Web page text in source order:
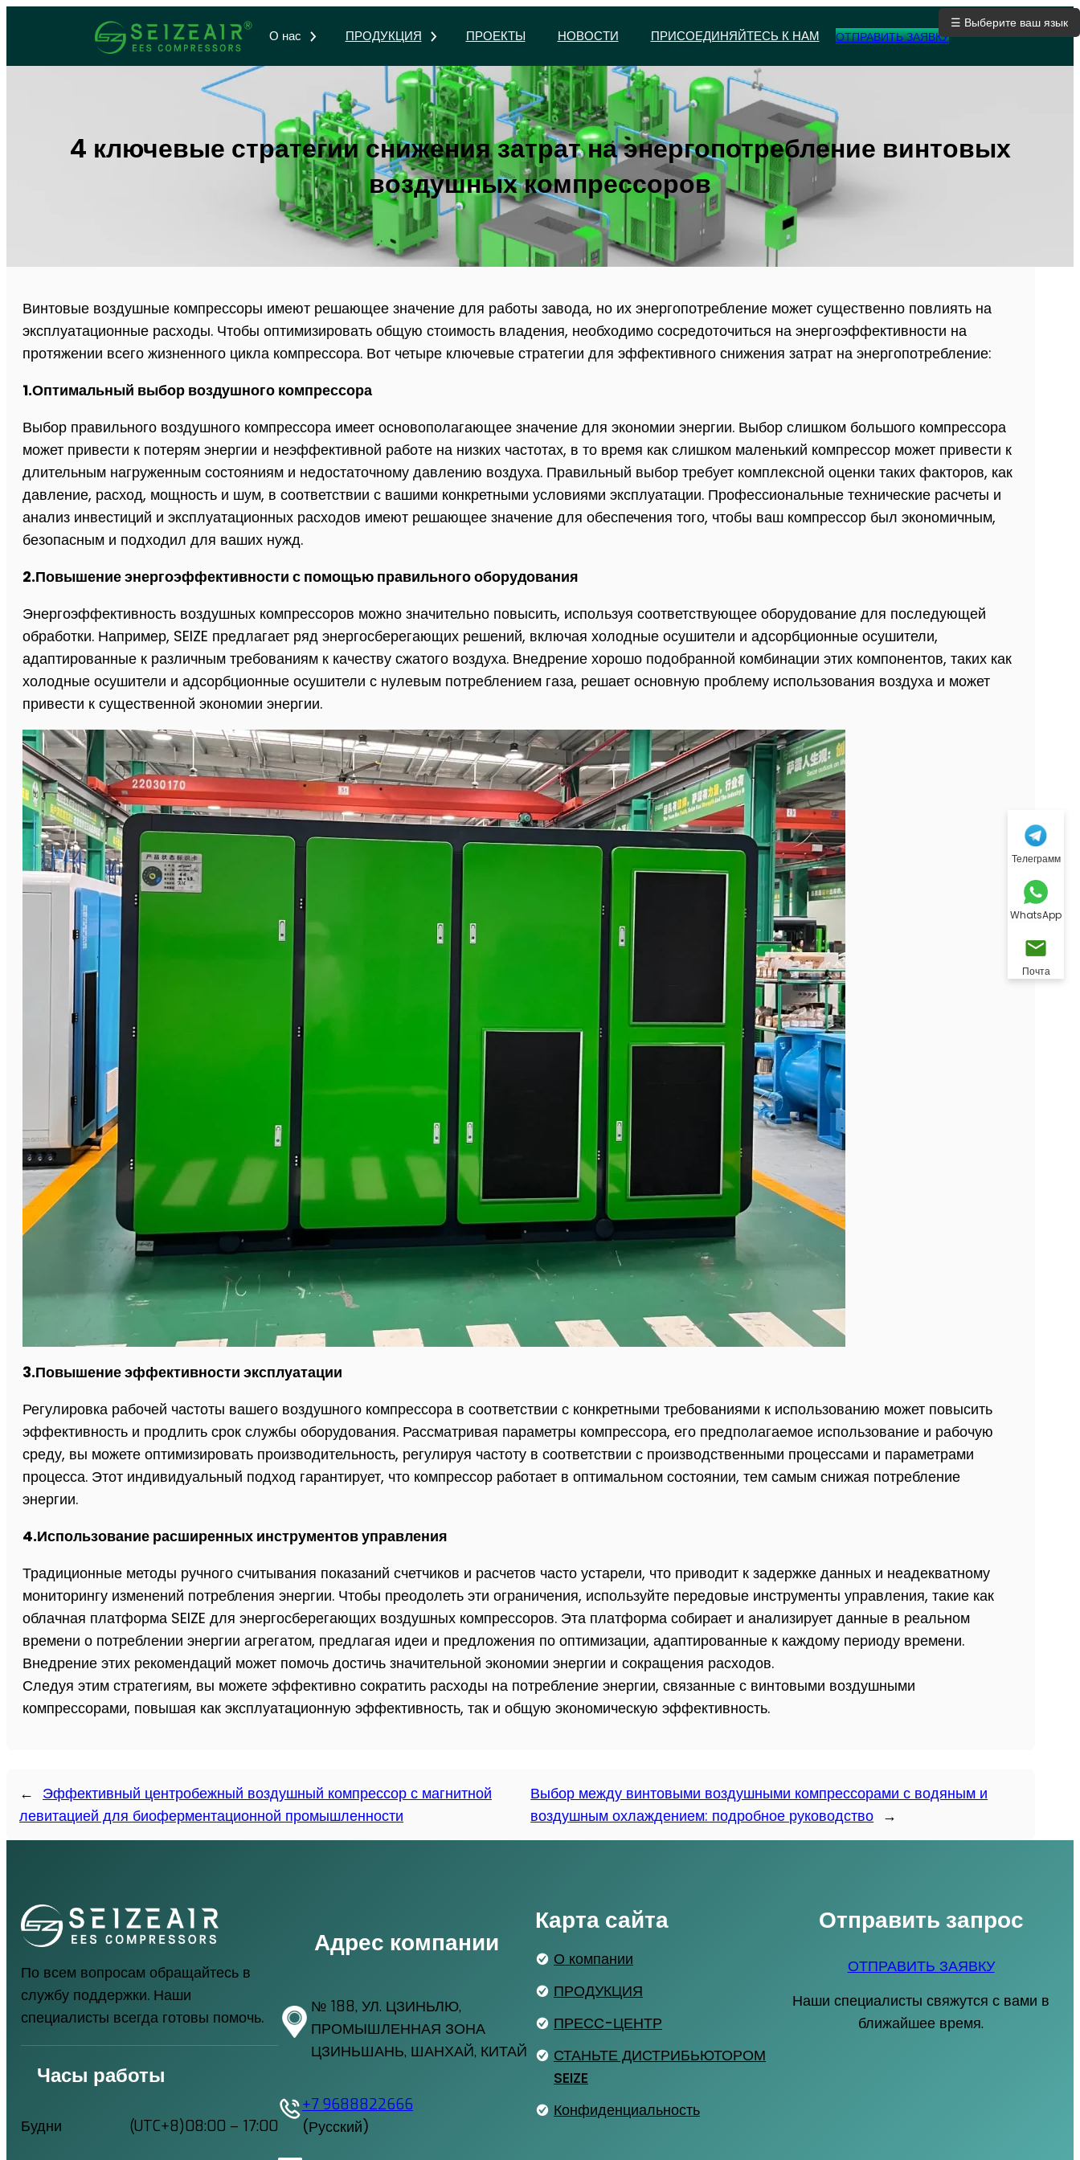
Телеграмм
WhatsApp
Почта
О нас ПРОДУКЦИЯ ПРОЕКТЫ НОВОСТИ ПРИСОЕДИНЯЙТЕСЬ К НАМ ОТПРАВИТЬ ЗАЯВКУ
☰ Выберите ваш язык
4 ключевые стратегии снижения затрат на энергопотребление винтовых
воздушных компрессоров
Винтовые воздушные компрессоры имеют решающее значение для работы завода, но их энергопотребление может существенно повлиять на
эксплуатационные расходы. Чтобы оптимизировать общую стоимость владения, необходимо сосредоточиться на энергоэффективности на
протяжении всего жизненного цикла компрессора. Вот четыре ключевые стратегии для эффективного снижения затрат на энергопотребление:
1.Оптимальный выбор воздушного компрессора
Выбор правильного воздушного компрессора имеет основополагающее значение для экономии энергии. Выбор слишком большого компрессора
может привести к потерям энергии и неэффективной работе на низких частотах, в то время как слишком маленький компрессор может привести к
длительным нагруженным состояниям и недостаточному давлению воздуха. Правильный выбор требует комплексной оценки таких факторов, как
давление, расход, мощность и шум, в соответствии с вашими конкретными условиями эксплуатации. Профессиональные технические расчеты и
анализ инвестиций и эксплуатационных расходов имеют решающее значение для обеспечения того, чтобы ваш компрессор был экономичным,
безопасным и подходил для ваших нужд.
2.Повышение энергоэффективности с помощью правильного оборудования
Энергоэффективность воздушных компрессоров можно значительно повысить, используя соответствующее оборудование для последующей
обработки. Например, SEIZE предлагает ряд энергосберегающих решений, включая холодные осушители и адсорбционные осушители,
адаптированные к различным требованиям к качеству сжатого воздуха. Внедрение хорошо подобранной комбинации этих компонентов, таких как
холодные осушители и адсорбционные осушители с нулевым потреблением газа, решает основную проблему использования воздуха и может
привести к существенной экономии энергии.
3.Повышение эффективности эксплуатации
Регулировка рабочей частоты вашего воздушного компрессора в соответствии с конкретными требованиями к использованию может повысить
эффективность и продлить срок службы оборудования. Рассматривая параметры компрессора, его предполагаемое использование и рабочую
среду, вы можете оптимизировать производительность, регулируя частоту в соответствии с производственными процессами и параметрами
процесса. Этот индивидуальный подход гарантирует, что компрессор работает в оптимальном состоянии, тем самым снижая потребление
энергии.
4.Использование расширенных инструментов управления
Традиционные методы ручного считывания показаний счетчиков и расчетов часто устарели, что приводит к задержке данных и неадекватному
мониторингу изменений потребления энергии. Чтобы преодолеть эти ограничения, используйте передовые инструменты управления, такие как
облачная платформа SEIZE для энергосберегающих воздушных компрессоров. Эта платформа собирает и анализирует данные в реальном
времени о потреблении энергии агрегатом, предлагая идеи и предложения по оптимизации, адаптированные к каждому периоду времени.
Внедрение этих рекомендаций может помочь достичь значительной экономии энергии и сокращения расходов.
Следуя этим стратегиям, вы можете эффективно сократить расходы на потребление энергии, связанные с винтовыми воздушными
компрессорами, повышая как эксплуатационную эффективность, так и общую экономическую эффективность.
← Эффективный центробежный воздушный компрессор с магнитной
левитацией для биоферментационной промышленности
Выбор между винтовыми воздушными компрессорами с водяным и
воздушным охлаждением: подробное руководство →
По всем вопросам обращайтесь в
службу поддержки. Наши
специалисты всегда готовы помочь.
Часы работы
Будни (UTC+8)08:00 – 17:00
Адрес компании
№ 188, УЛ. ЦЗИНЬЛЮ,
ПРОМЫШЛЕННАЯ ЗОНА
ЦЗИНЬШАНЬ, ШАНХАЙ, КИТАЙ
+7 9688822666
(Русский)
Карта сайта
О компании
ПРОДУКЦИЯ
ПРЕСС-ЦЕНТР
СТАНЬТЕ ДИСТРИБЬЮТОРОМ
SEIZE
Конфиденциальность
Отправить запрос
ОТПРАВИТЬ ЗАЯВКУ
Наши специалисты свяжутся с вами в
ближайшее время.